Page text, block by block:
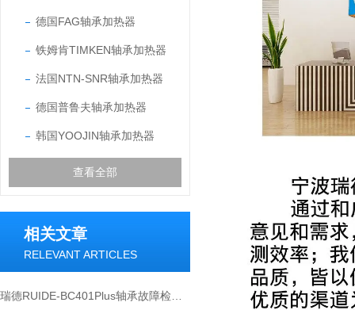
德国FAG轴承加热器
铁姆肯TIMKEN轴承加热器
法国NTN-SNR轴承加热器
德国普鲁夫轴承加热器
韩国YOOJIN轴承加热器
查看全部
相关文章
RELEVANT ARTICLES